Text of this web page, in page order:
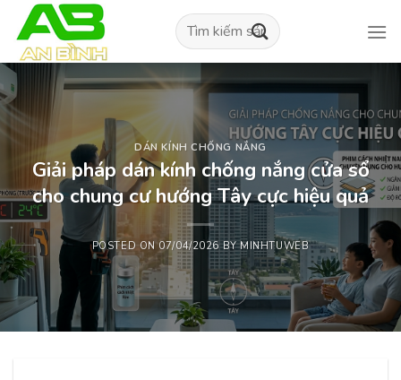
content
Tìm
kiếm:
DÁN KÍNH CHỐNG NẮNG
Giải pháp dán kính chống nắng cửa sổ
cho chung cư hướng Tây cực hiệu quả
POSTED ON07/04/2026 BYMINHTUWEB